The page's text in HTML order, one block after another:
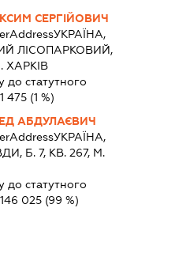
СЕРГІЙОВИЧ
УКРАЇНА,
ЛІСОПАРКОВИЙ,
ХАРКІВ
до статутного
1 475 (1 %)
АБДУЛАЄВИЧ
УКРАЇНА,
Б. 7, КВ. 267, М.
до статутного
146 025 (99 %)